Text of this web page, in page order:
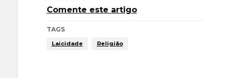
Comente este artigo
TAGS
Laicidade Religião